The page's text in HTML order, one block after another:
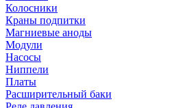
Колосники
Краны подпитки
Магниевые аноды
Модули
Насосы
Ниппели
Платы
Расширительный баки